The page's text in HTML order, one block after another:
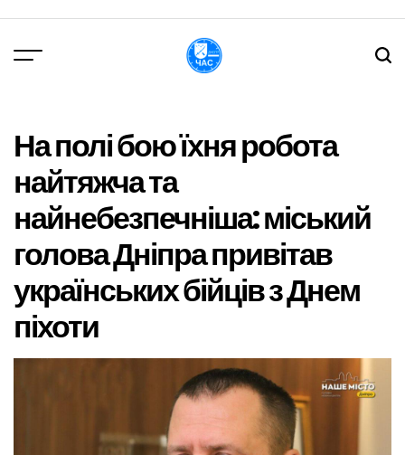
вмісту
На полі бою їхня робота
найтяжча та
найнебезпечніша: міський
голова Дніпра привітав
українських бійців з Днем
піхоти